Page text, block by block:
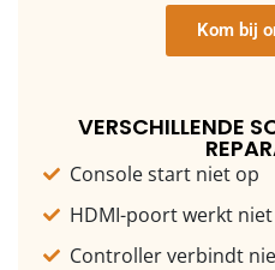
Kom bij
VERSCHILLENDE
Console start niet op
HDMI-poort werkt niet
Controller verbindt